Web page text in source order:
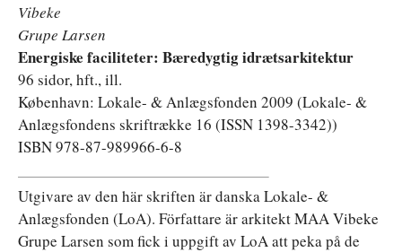
Vibeke
Grupe Larsen
Energiske faciliteter: Bæredygtig idrætsarkitektur
96 sidor, hft., ill.
København: Lokale- & Anlægsfonden 2009 (Lokale- &
Anlægsfondens skriftrække 16 (ISSN 1398-3342))
ISBN 978-87-989966-6-8
Utgivare av den här skriften är danska Lokale- &
Anlægsfonden (LoA). Författare är arkitekt MAA Vibeke
Grupe Larsen som fick i uppgift av LoA att peka på de